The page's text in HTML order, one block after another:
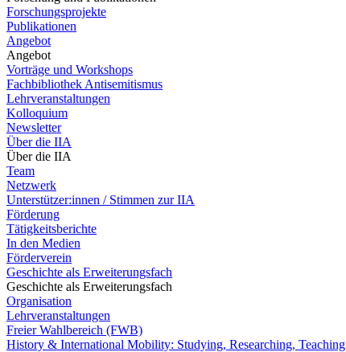
Forschungsprojekte
Publikationen
Angebot
Angebot
Vorträge und Workshops
Fachbibliothek Antisemitismus
Lehrveranstaltungen
Kolloquium
Newsletter
Über die IIA
Über die IIA
Team
Netzwerk
Unterstützer:innen / Stimmen zur IIA
Förderung
Tätigkeitsberichte
In den Medien
Förderverein
Geschichte als Erweiterungsfach
Geschichte als Erweiterungsfach
Organisation
Lehrveranstaltungen
Freier Wahlbereich (FWB)
History & International Mobility: Studying, Researching, Teaching